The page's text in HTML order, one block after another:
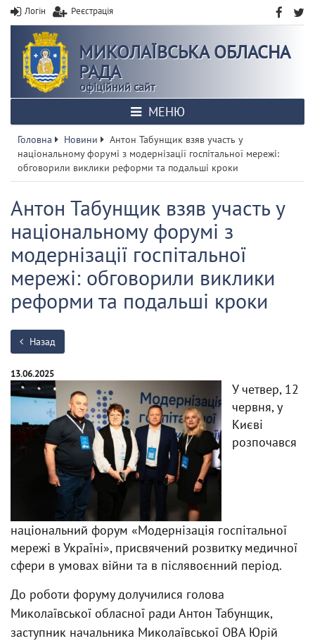
Логін Реєстрація
МИКОЛАЇВСЬКА ОБЛАСНА
РАДА
офіційний сайт
МЕНЮ
Головна Новини
Антон Табунщик взяв участь у
національному форумі з модернізації госпітальної мережі:
обговорили виклики реформи та подальші кроки
Антон Табунщик взяв участь у
національному форумі з
модернізації госпітальної
мережі: обговорили виклики
реформи та подальші кроки
Назад
13.06.2025
У четвер, 12
червня, у
Києві
розпочався
національний форум «Модернізація госпітальної
мережі в Україні», присвячений розвитку медичної
сфери в умовах війни та в післявоєнний період.
До роботи форуму долучилися голова
Миколаївської обласної ради Антон Табунщик,
заступник начальника Миколаївської ОВА Юрій